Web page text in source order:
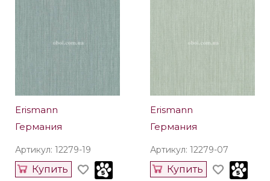
Erismann
Германия
Артикул: 12279-19
Купить
Erismann
Германия
Артикул: 12279-07
Купить